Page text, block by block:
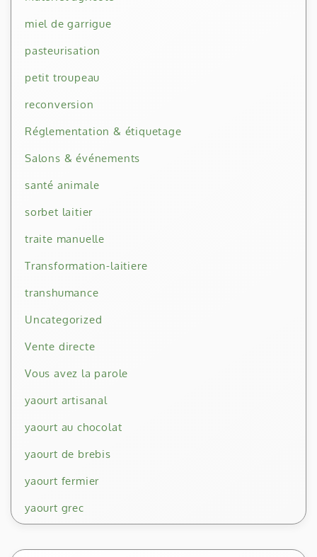
miel de garrigue
pasteurisation
petit troupeau
reconversion
Réglementation & étiquetage
Salons & événements
santé animale
sorbet laitier
traite manuelle
Transformation-laitiere
transhumance
Uncategorized
Vente directe
Vous avez la parole
yaourt artisanal
yaourt au chocolat
yaourt de brebis
yaourt fermier
yaourt grec